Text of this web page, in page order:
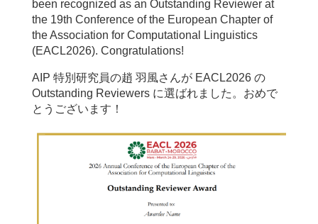
北大学)
[4Yin-A-46] 大規模言語モデルにおける
Neglect-zero効果の分析
〇田中 仁 (東京大学)、松岡 大樹 (東京大学/理
化学研究所)、九門 涼真 (東京大学/理化学研究
所)、谷中 瞳 (東京大学/理化学研究所/東北大
学)
[5Yin-A] ポスターセッション8 2026年6月12日(金)
been recognized as an Outstanding Reviewer at
the 19th Conference of the European Chapter of
the Association for Computational Linguistics
(EACL2026). Congratulations!
AIP 特別研究員の趙 羽風さんが EACL2026 の
Outstanding Reviewers に選ばれました。おめで
とうございます！